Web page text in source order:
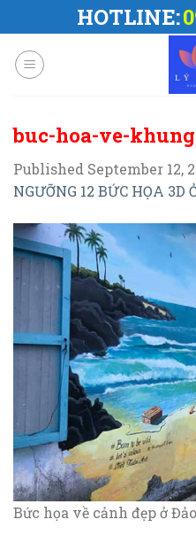
to
content
HOTLINE:
buc-hoa-ve-
Published September 12,
NGƯỠNG 12 BỨC HỌA 3D
Bức họa về cảnh đẹp ở